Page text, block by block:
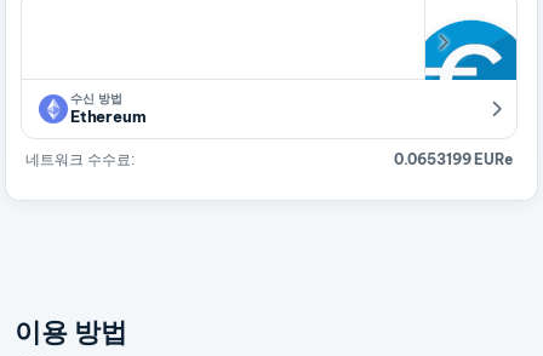
수신 방법
Ethereum
네트워크 수수료: 0.0653199 EURe
이용 방법